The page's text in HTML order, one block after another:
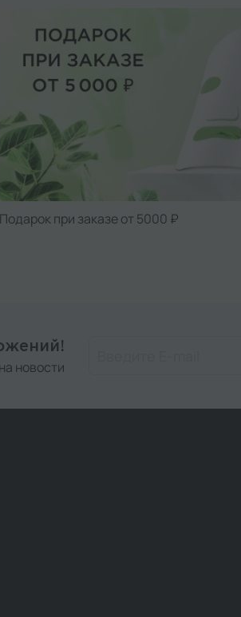
Подарок при заказе от 5000 ₽
новости